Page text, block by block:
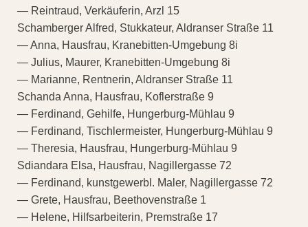
— Reintraud, Verkäuferin, Arzl 15
Schamberger Alfred, Stukkateur, Aldranser Straße 11
— Anna, Hausfrau, Kranebitten-Umgebung 8i
— Julius, Maurer, Kranebitten-Umgebung 8i
— Marianne, Rentnerin, Aldranser Straße 11
Schanda Anna, Hausfrau, Koflerstraße 9
— Ferdinand, Gehilfe, Hungerburg-Mühlau 9
— Ferdinand, Tischlermeister, Hungerburg-Mühlau 9
— Theresia, Hausfrau, Hungerburg-Mühlau 9
Sdiandara Elsa, Hausfrau, Nagillergasse 72
— Ferdinand, kunstgewerbl. Maler, Nagillergasse 72
— Grete, Hausfrau, Beethovenstraße 1
— Helene, Hilfsarbeiterin, Premstraße 17